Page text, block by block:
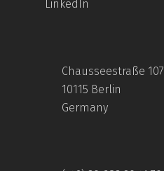
LinkedIn
Chausseestraße 107
10115 Berlin
Germany